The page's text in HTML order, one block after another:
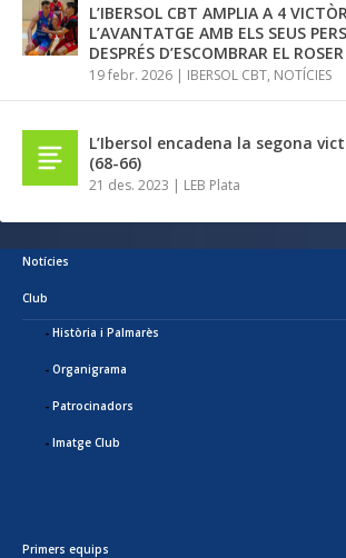
L’IBERSOL CBT AMPLIA A 4
L’AVANTATGE AMB ELS SEUS
DESPRÉS D’ESCOMBRAR EL
19 febr. 2026 | IBERSOL CBT, NOTÍCIES
L’Ibersol encadena la segona
(68-66)
21 des. 2023 | LEB Plata
Notícies
Club
Història i Palmarès
Organigrama
Patrocinadors
Imatge Club
Primers equips